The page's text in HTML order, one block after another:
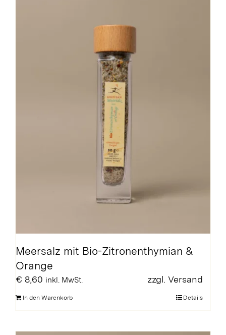
Meersalz mit Bio-Zitronenthymian &
Orange
€ 8,60 inkl. MwSt. zzgl. Versand
In den Warenkorb Details